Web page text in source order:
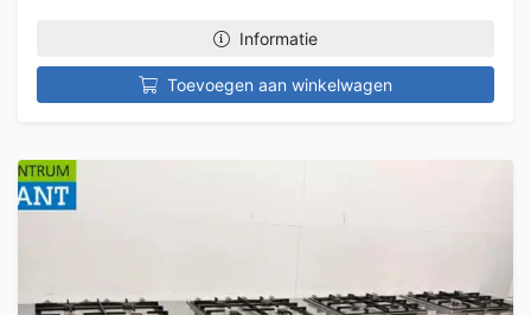
Informatie
Toevoegen aan winkelwagen